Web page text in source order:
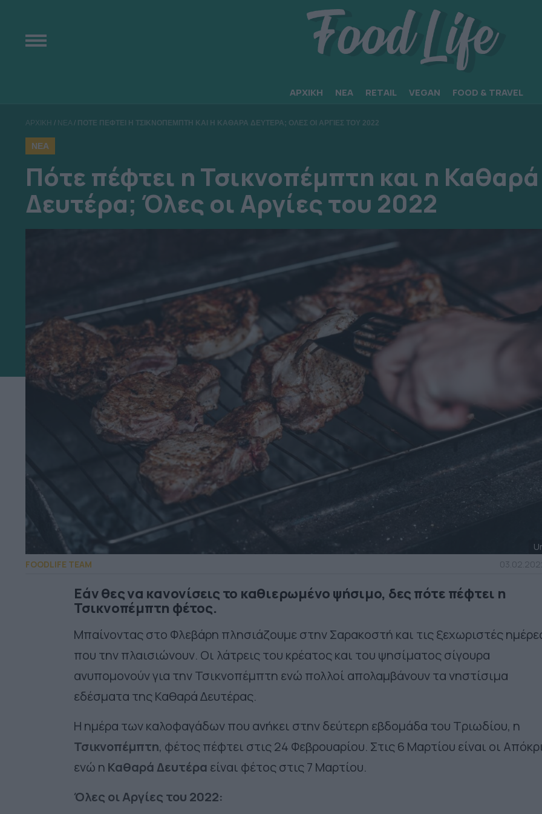
ΑΡΧΙΚΗ ΝΕΑ RETAIL VEGAN FOOD & TRAVEL
ΑΡΧΙΚΗ / ΝΕΑ/ ΠΟΤΕ ΠΕΦΤΕΙ Η ΤΣΙΚΝΟΠΕΜΠΤΗ ΚΑΙ Η ΚΑΘΑΡΑ ΔΕΥΤΕΡΑ; ΟΛΕΣ ΟΙ ΑΡΓΙΕΣ ΤΟΥ 2022
ΝΕΑ
Πότε πέφτει η Τσικνοπέμπτη και η Καθαρά
Δευτέρα; Όλες οι Αργίες του 2022
FOODLIFE TEAM
Εάν θες να κανονίσεις το καθιερωμένο ψήσιμο, δες πότε πέφτει η
Τσικνοπέμπτη φέτος.
Μπαίνοντας στο Φλεβάρη πλησιάζουμε στην Σαρακοστή και τις ξεχωριστές
που την πλαισιώνουν. Οι λάτρεις του κρέατος και του ψησίματος σίγουρα
ανυπομονούν για την Τσικνοπέμπτη ενώ πολλοί απολαμβάνουν τα νηστίσιμα
εδέσματα της Καθαρά Δευτέρας.
Η ημέρα των καλοφαγάδων που ανήκει στην δεύτερη εβδομάδα του Τριωδίου, η
Τσικνοπέμπτη, φέτος πέφτει στις 24 Φεβρουαρίου. Στις 6 Μαρτίου είναι οι
ενώ η Καθαρά Δευτέρα είναι φέτος στις 7 Μαρτίου.
Όλες οι Αργίες του 2022: